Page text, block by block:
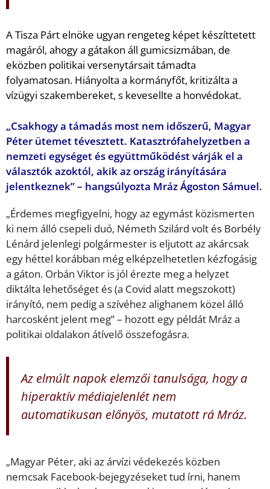
A Tisza Párt elnöke ugyan rengeteg képet készíttetett
magáról, ahogy a gátakon áll gumicsizmában, de
eközben politikai versenytársait támadta
folyamatosan. Hiányolta a kormányfőt, kritizálta a
vízügyi szakembereket, s kevesellte a honvédokat.
„Csakhogy a támadás most nem időszerű, Magyar
Péter ütemet tévesztett. Katasztrófahelyzetben a
nemzeti egységet és együttműködést várják el a
választók azoktól, akik az ország irányítására
jelentkeznek” – hangsúlyozta Mráz Ágoston Sámuel.
„Érdemes megfigyelni, hogy az egymást közismerten
ki nem álló csepeli duó, Németh Szilárd volt és Borbély
Lénárd jelenlegi polgármester is eljutott az akárcsak
egy héttel korábban még elképzelhetetlen kézfogásig
a gáton. Orbán Viktor is jól érezte meg a helyzet
diktálta lehetőséget és (a Covid alatt megszokott)
irányító, nem pedig a szívéhez alighanem közel álló
harcosként jelent meg” – hozott egy példát Mráz a
politikai oldalakon átívelő összefogásra.
Az elmúlt napok elemzői tanulsága, hogy a
hiperaktív médiajelenlét nem
automatikusan előnyös, mutatott rá Mráz.
„Magyar Péter, aki az árvízi védekezés közben
nemcsak Facebook-bejegyzéseket tud írni, hanem